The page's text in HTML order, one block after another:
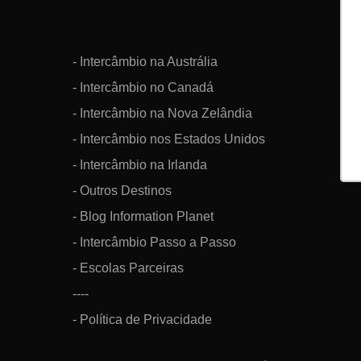
- Intercâmbio na Austrália
- Intercâmbio no Canadá
- Intercâmbio na Nova Zelândia
- Intercâmbio nos Estados Unidos
- Intercâmbio na Irlanda
- Outros Destinos
- Blog Information Planet
- Intercâmbio Passo a Passo
- Escolas Parceiras
----
- Política de Privacidade